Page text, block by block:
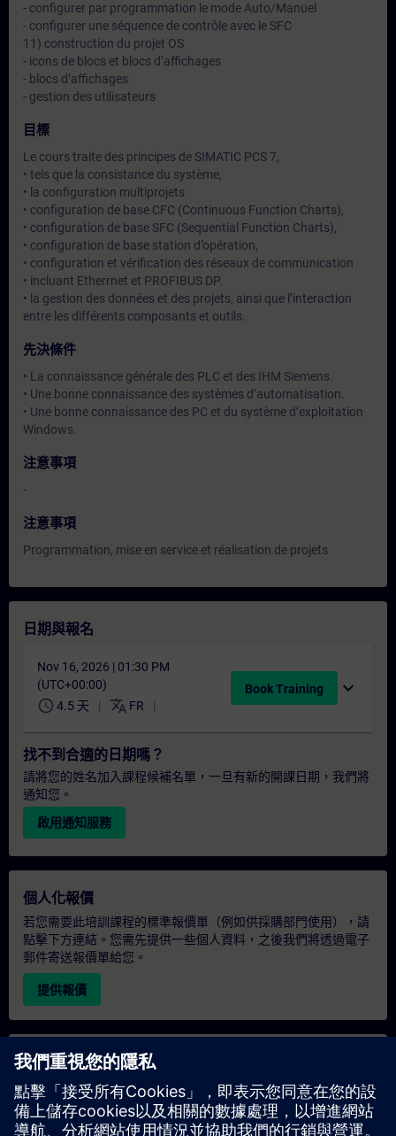
- configurer par programmation le mode Auto/Manuel
- configurer une séquence de contrôle avec le SFC
11) construction du projet OS
- icons de blocs et blocs d’affichages
- blocs d’affichages
- gestion des utilisateurs
目標
Le cours traite des principes de SIMATIC PCS 7,
• tels que la consistance du système,
• la configuration multiprojets
• configuration de base CFC (Continuous Function Charts),
• configuration de base SFC (Sequential Function Charts),
• configuration de base station d’opération,
• configuration et vérification des réseaux de communication
• incluant Etherrnet et PROFIBUS DP.
• la gestion des données et des projets, ainsi que l’interaction
entre les différents composants et outils.
先決條件
• La connaissance générale des PLC et des IHM Siemens.
• Une bonne connaissance des systèmes d’automatisation.
• Une bonne connaissance des PC et du système d’exploitation
Windows.
注意事項
-
注意事項
Programmation, mise en service et réalisation de projets
日期與報名
Nov 16, 2026 | 01:30 PM
(UTC+00:00)
schedule 4.5 天 translate FR
Book Training expand_more
找不到合適的日期嗎？
請將您的姓名加入課程候補名單，一旦有新的開課日期，我們將
通知您。
啟用通知服務
個人化報價
若您需要此培訓課程的標準報價單（例如供採購部門使用），請
點擊下方連結。您需先提供一些個人資料，之後我們將透過電子
郵件寄送報價單給您。
提供報價
專屬培訓諮詢
若您需要針對專屬培訓課程（無論是現場、線上或於我們的
SITRAIN 培訓中心舉辦）索取報價，請填寫下方的諮詢表單。此
類請求適合較大規模的團體（6 人以上）。提供您的聯絡資料及